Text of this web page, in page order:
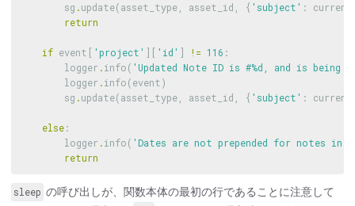
sg .update(asset_type, asset_id , { 'subject' :
return
if event [ 'project' ][ 'id' ] != 116 :
logger .info( 'Updated Note ID is #%d, and is being
logger .info(event)
sg .update(asset_type, asset_id , { 'subject' :
else:
logger .info( 'Dates are not prepended for notes in
return
sleep の呼び出しが、関数本体の最初の行であることに注意して